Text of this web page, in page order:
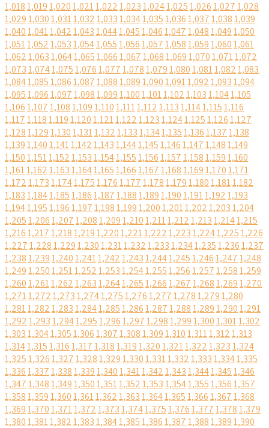
1,0181,0191,0201,0211,0221,0231,0241,0251,0261,0271,028
1,0291,0301,0311,0321,0331,0341,0351,0361,0371,0381,039
1,0401,0411,0421,0431,0441,0451,0461,0471,0481,0491,050
1,0511,0521,0531,0541,0551,0561,0571,0581,0591,0601,061
1,0621,0631,0641,0651,0661,0671,0681,0691,0701,0711,072
1,0731,0741,0751,0761,0771,0781,0791,0801,0811,0821,083
1,0841,0851,0861,0871,0881,0891,0901,0911,0921,0931,094
1,0951,0961,0971,0981,0991,1001,1011,1021,1031,1041,105
1,1061,1071,1081,1091,1101,1111,1121,1131,1141,1151,116
1,1171,1181,1191,1201,1211,1221,1231,1241,1251,1261,127
1,1281,1291,1301,1311,1321,1331,1341,1351,1361,1371,138
1,1391,1401,1411,1421,1431,1441,1451,1461,1471,1481,149
1,1501,1511,1521,1531,1541,1551,1561,1571,1581,1591,160
1,1611,1621,1631,1641,1651,1661,1671,1681,1691,1701,171
1,1721,1731,1741,1751,1761,1771,1781,1791,1801,1811,182
1,1831,1841,1851,1861,1871,1881,1891,1901,1911,1921,193
1,1941,1951,1961,1971,1981,1991,2001,2011,2021,2031,204
1,2051,2061,2071,2081,2091,2101,2111,2121,2131,2141,215
1,2161,2171,2181,2191,2201,2211,2221,2231,2241,2251,226
1,2271,2281,2291,2301,2311,2321,2331,2341,2351,2361,237
1,2381,2391,2401,2411,2421,2431,2441,2451,2461,2471,248
1,2491,2501,2511,2521,2531,2541,2551,2561,2571,2581,259
1,2601,2611,2621,2631,2641,2651,2661,2671,2681,2691,270
1,2711,2721,2731,2741,2751,2761,2771,2781,2791,280
1,2811,2821,2831,2841,2851,2861,2871,2881,2891,2901,291
1,2921,2931,2941,2951,2961,2971,2981,2991,3001,3011,302
1,3031,3041,3051,3061,3071,3081,3091,3101,3111,3121,313
1,3141,3151,3161,3171,3181,3191,3201,3211,3221,3231,324
1,3251,3261,3271,3281,3291,3301,3311,3321,3331,3341,335
1,3361,3371,3381,3391,3401,3411,3421,3431,3441,3451,346
1,3471,3481,3491,3501,3511,3521,3531,3541,3551,3561,357
1,3581,3591,3601,3611,3621,3631,3641,3651,3661,3671,368
1,3691,3701,3711,3721,3731,3741,3751,3761,3771,3781,379
1,3801,3811,3821,3831,3841,3851,3861,3871,3881,3891,390